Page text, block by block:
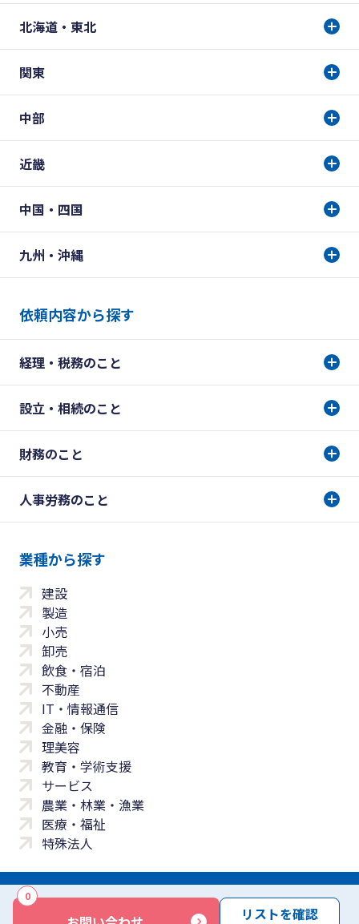
0
リストを確認
北海道・東北
関東
中部
近畿
中国・四国
九州・沖縄
依頼内容から探す
経理・税務のこと
設立・相続のこと
財務のこと
人事労務のこと
業種から探す
建設
製造
小売
卸売
飲食・宿泊
不動産
IT・情報通信
金融・保険
理美容
教育・学術支援
サービス
農業・林業・漁業
医療・福祉
特殊法人
サイトマップ 免責事項 サービス利用規約